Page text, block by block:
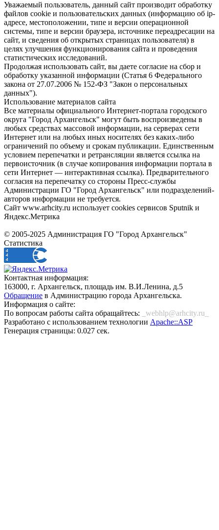
Уважаемый пользователь, данный сайт производит обработку
файлов cookie и пользовательских данных (информацию об ip-
адресе, местоположении, типе и версии операционной
системы, типе и версии браузера, источнике переадресации на
сайт, и сведения об открытых страницах пользователя) в
целях улучшения функционирования сайта и проведения
статистических исследований.
Продолжая использовать сайт, вы даете согласие на сбор и
обработку указанной информации (Статья 6 Федерального
закона от 27.07.2006 № 152-ФЗ "Закон о персональных
данных").
Использование материалов сайта
Все материалы официального Интернет-портала городского
округа "Город Архангельск" могут быть воспроизведены в
любых средствах массовой информации, на серверах сети
Интернет или на любых иных носителях без каких-либо
ограничений по объему и срокам публикации. Единственным
условием перепечатки и ретрансляции является ссылка на
первоисточник (в случае копирования информации портала в
сети Интернет — интерактивная ссылка). Предварительного
согласия на перепечатку со стороны Пресс-службы
Администрации ГО "Город Архангельск" или подразделений-
авторов информации не требуется.
Сайт www.arhcity.ru использует cookies сервисов Sputnik и
Яндекс.Метрика
© 2005-2025 Администрация ГО "Город Архангельск"
Статистика
Контактная информация:
163000, г. Архангельск, площадь им. В.И.Ленина, д.5
Обращение в Администрацию города Архангельска.
Информация о сайте:
По вопросам работы сайта обращайтесь:
_webhlp@arhcity.ru_
Разработано с использованием технологии Apache::ASP
Генерация страницы: 0.027 сек.